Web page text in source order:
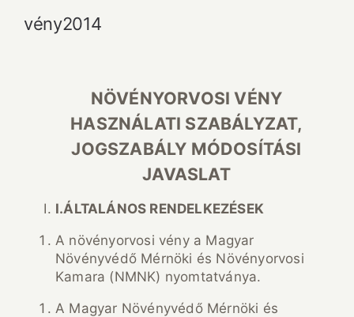
vény2014
NÖVÉNYORVOSI VÉNY
HASZNÁLATI SZABÁLYZAT,
JOGSZABÁLY MÓDOSÍTÁSI
JAVASLAT
I.ÁLTALÁNOS RENDELKEZÉSEK
A növényorvosi vény a Magyar
Növényvédő Mérnöki és Növényorvosi
Kamara (NMNK) nyomtatványa.
A Magyar Növényvédő Mérnöki és